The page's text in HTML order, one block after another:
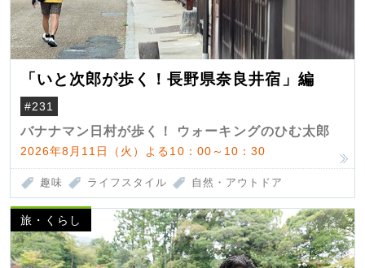
「いと次郎が歩く！長野県奈良井宿」編
#231
バナナマン日村が歩く！ ウォーキングのひむ太郎
2026年8月11日（火）よる10：00～10：30
趣味 ライフスタイル 自然・アウトドア
旅・くらし